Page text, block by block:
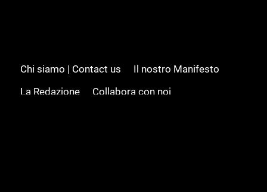
Chi siamo | Contact us
Il nostro Manifesto
La Redazione
Collabora con noi